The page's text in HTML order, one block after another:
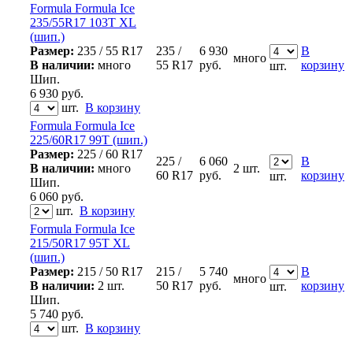
Formula Formula Ice
235/55R17 103T XL
(шип.)
Размер: 235 / 55 R17
В наличии: много
Шип.
6 930 руб.
шт. В корзину
235 /
55 R17
6 930
руб.
много
шт.
В
корзину
Formula Formula Ice
225/60R17 99T (шип.)
Размер: 225 / 60 R17
В наличии: много
Шип.
6 060 руб.
шт. В корзину
225 /
60 R17
6 060
руб.
2 шт.
шт.
В
корзину
Formula Formula Ice
215/50R17 95T XL
(шип.)
Размер: 215 / 50 R17
В наличии: 2 шт.
Шип.
5 740 руб.
шт. В корзину
215 /
50 R17
5 740
руб.
много
шт.
В
корзину